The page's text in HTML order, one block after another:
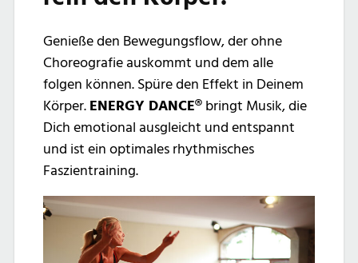
Genieße den Bewegungsflow, der ohne
Choreografie auskommt und dem alle
folgen können. Spüre den Effekt in Deinem
Körper. ENERGY DANCE® bringt Musik, die
Dich emotional ausgleicht und entspannt
und ist ein optimales rhythmisches
Faszientraining.